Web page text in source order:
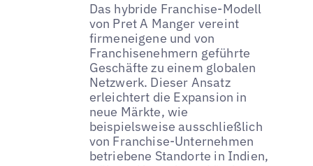
Das hybride Franchise-Modell
von Pret A Manger vereint
firmeneigene und von
Franchisenehmern geführte
Geschäfte zu einem globalen
Netzwerk. Dieser Ansatz
erleichtert die Expansion in
neue Märkte, wie
beispielsweise ausschließlich
von Franchise-Unternehmen
betriebene Standorte in Indien,